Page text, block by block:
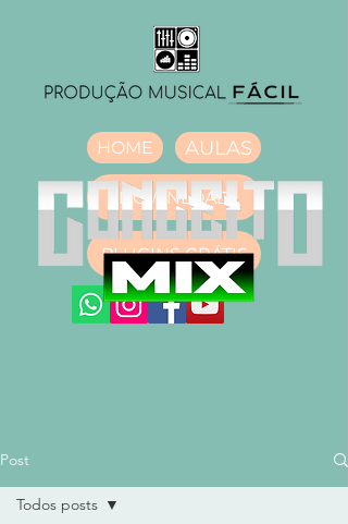
HOME AULAS
DOWNLOAD
PLUGINS GRÁTIS
Post
Todos posts